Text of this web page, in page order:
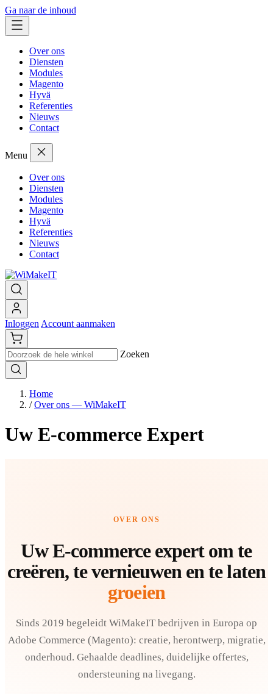
Ga naar de inhoud
Over ons
Diensten
Modules
Magento
Hyvä
Referenties
Nieuws
Contact
Menu
Over ons
Diensten
Modules
Magento
Hyvä
Referenties
Nieuws
Contact
Inloggen Account aanmaken
Zoeken
Home
/ Over ons — WiMakeIT
Uw E-commerce Expert
OVER ONS
Uw E-commerce expert om te
creëren, te vernieuwen en te laten
groeien
Sinds 2019 begeleidt WiMakeIT bedrijven in Europa op
Adobe Commerce (Magento): creatie, herontwerp, migratie,
onderhoud. Gehaalde deadlines, duidelijke offertes,
ondersteuning na livegang.